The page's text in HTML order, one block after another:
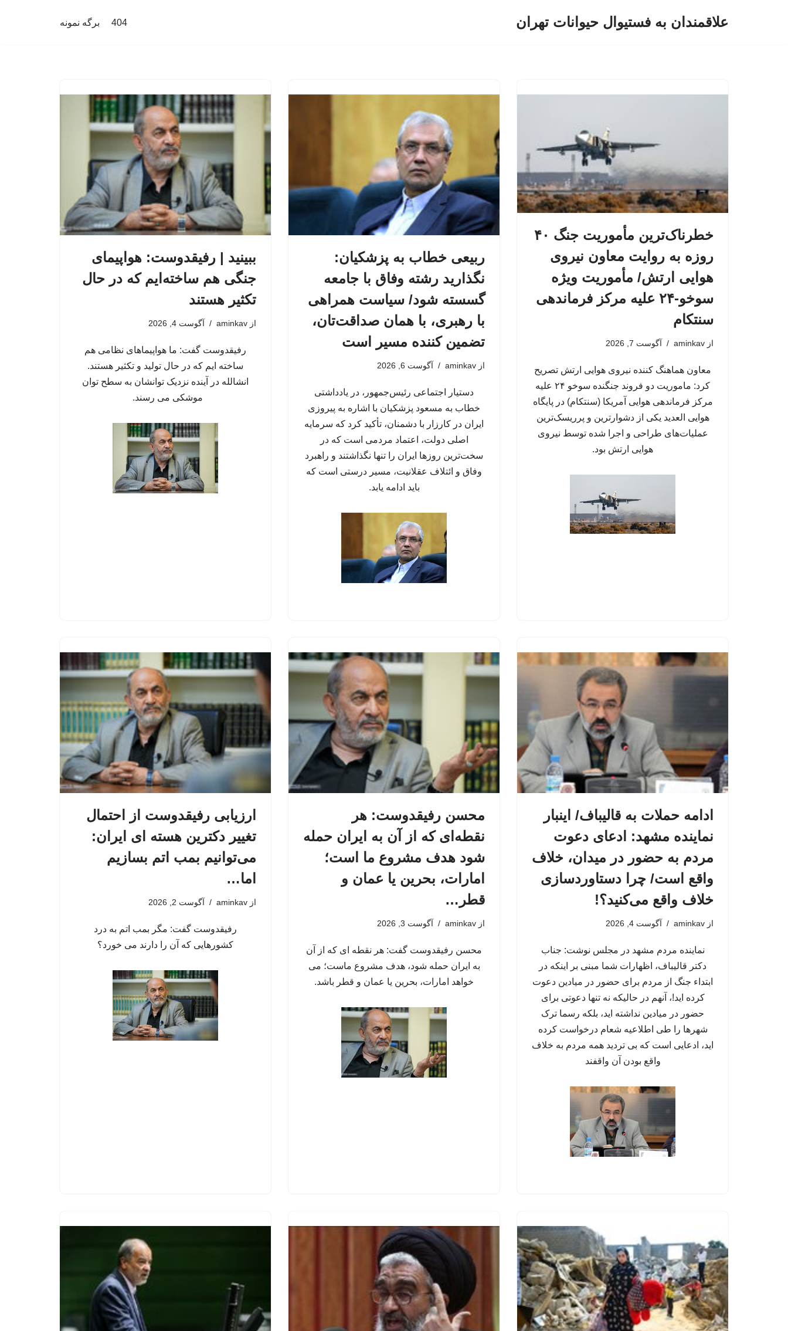
علاقمندان به فستیوال حیوانات تهران 404 برگه نمونه
خطرناک‌ترین مأموریت جنگ ۴۰
روزه به روایت معاون نیروی
هوایی ارتش/ مأموریت ویژه
سوخو-۲۴ علیه مرکز فرماندهی
سنتکام
از aminkav آگوست 7, 2026
معاون هماهنگ کننده نیروی هوایی ارتش تصریح
کرد: ماموریت دو فروند جنگنده سوخو ۲۴ علیه
مرکز فرماندهی هوایی آمریکا (سنتکام) در پایگاه
هوایی العدید یکی از دشوارترین و پرریسک‌ترین
عملیات‌های طراحی و اجرا شده توسط نیروی
هوایی ارتش بود.
ربیعی خطاب به پزشکیان:
نگذارید رشته وفاق با جامعه
گسسته شود/ سیاست همراهی
با رهبری، با همان صداقت‌تان،
تضمین کننده مسیر است
از aminkav آگوست 6, 2026
دستیار اجتماعی رئیس‌جمهور، در یادداشتی
خطاب به مسعود پزشکیان با اشاره به پیروزی
ایران در کارزار با دشمنان، تأکید کرد که سرمایه
اصلی دولت، اعتماد مردمی است که در
سخت‌ترین روزها ایران را تنها نگذاشتند و راهبرد
وفاق و ائتلاف عقلانیت، مسیر درستی است که
باید ادامه یابد.
ببینید | رفیقدوست: هواپیمای
جنگی هم ساخته‌ایم که در حال
تکثیر هستند
از aminkav آگوست 4, 2026
رفیقدوست گفت: ما هواپیماهای نظامی هم
ساخته ایم که در حال تولید و تکثیر هستند.
انشالله در آینده نزدیک توانشان به سطح توان
موشکی می رسند.
ادامه حملات به قالیباف/ اینبار
نماینده مشهد: ادعای دعوت
مردم به حضور در میدان، خلاف
واقع است/ چرا دستاوردسازی
خلاف واقع می‌کنید؟!
از aminkav آگوست 4, 2026
نماینده مردم مشهد در مجلس نوشت: جناب
دکتر قالیباف، اظهارات شما مبنی بر اینکه در
ابتداء جنگ از مردم برای حضور در میادین دعوت
کرده اید!، آنهم در حالیکه نه تنها دعوتی برای
حضور در میادین نداشته اید، بلکه رسما ترک
شهرها را طی اطلاعیه شعام درخواست کرده
اید، ادعایی است که بی تردید همه مردم به خلاف
واقع بودن آن واقفند
محسن رفیقدوست: هر
نقطه‌ای که از آن به ایران حمله
شود هدف مشروع ما است؛
امارات، بحرین یا عمان و
قطر…
از aminkav آگوست 3, 2026
محسن رفیقدوست گفت: هر نقطه ای که از آن
به ایران حمله شود، هدف مشروع ماست؛ می
خواهد امارات، بحرین یا عمان و قطر باشد.
ارزیابی رفیقدوست از احتمال
تغییر دکترین هسته ای ایران:
می‌توانیم بمب اتم بسازیم
اما…
از aminkav آگوست 2, 2026
رفیقدوست گفت: مگر بمب اتم به درد
کشورهایی که آن را دارند می خورد؟